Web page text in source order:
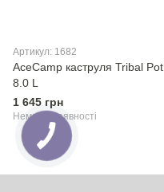
Артикул: 1682
AceCamp каструля Tribal Pot
8.0 L
1 645 грн
Немає в наявності